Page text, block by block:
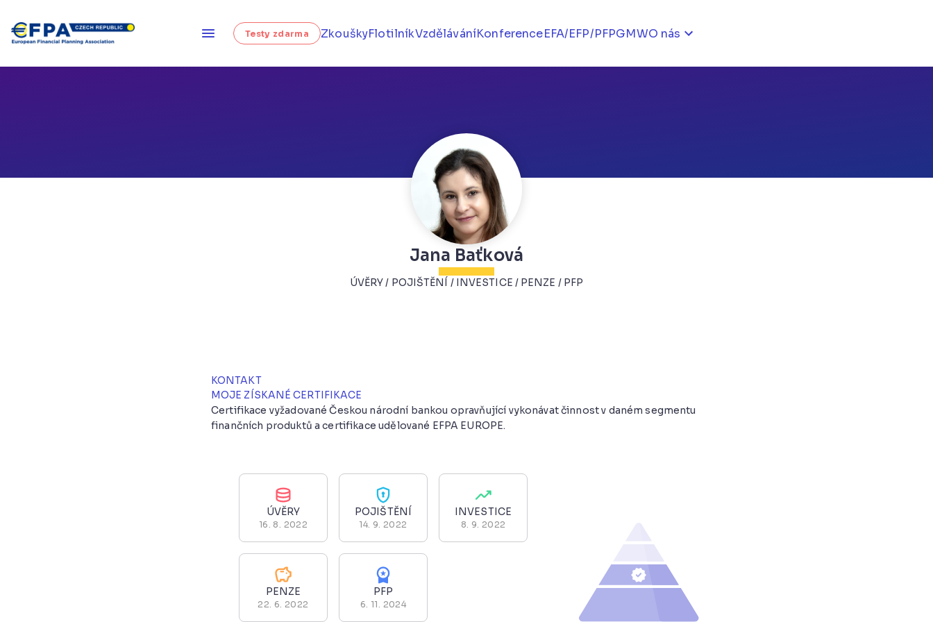
Testy zdarma ZkouškyFlotilníkVzděláváníKonferenceEFA/EFP/PFPGMWO nás
Jana Baťková
ÚVĚRY / POJIŠTĚNÍ / INVESTICE / PENZE / PFP
KONTAKT
MOJE ZÍSKANÉ CERTIFIKACE
Certifikace vyžadované Českou národní bankou opravňující vykonávat činnost v daném segmentu
finančních produktů a certifikace udělované EFPA EUROPE.
ÚVĚRY
16. 8. 2022
POJIŠTĚNÍ
14. 9. 2022
INVESTICE
8. 9. 2022
PENZE
22. 6. 2022
PFP
6. 11. 2024